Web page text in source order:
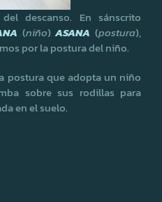
descanso. En sánscrito
(niño)ASANA (postura),
por la postura del niño.
postura que adopta un niño
sobre sus rodillas para
en el suelo.